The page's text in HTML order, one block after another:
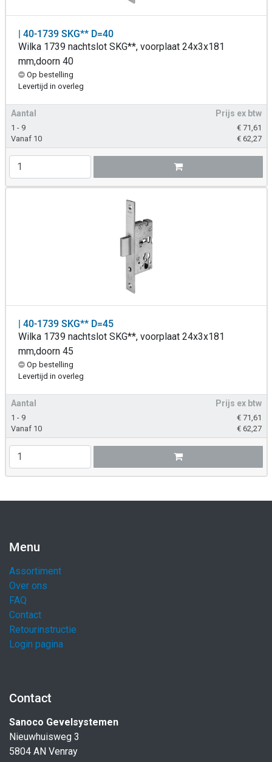
| 40-1739 SKG** D=40
Wilka 1739 nachtslot SKG**, voorplaat 24x3x181
mm,doorn 40
Op bestelling
Levertijd in overleg
Aantal Prijs ex btw
1 - 9 € 71,61
Vanaf 10
€ 62,27
| 40-1739 SKG** D=45
Wilka 1739 nachtslot SKG**, voorplaat 24x3x181
mm,doorn 45
Op bestelling
Levertijd in overleg
Aantal Prijs ex btw
1 - 9 € 71,61
Vanaf 10
€ 62,27
Menu
Assortiment
Over ons
FAQ
Contact
Retourinstructie
Login pagina
Contact
Sanoco Gevelsystemen
Nieuwhuisweg 3
5804 AN Venray